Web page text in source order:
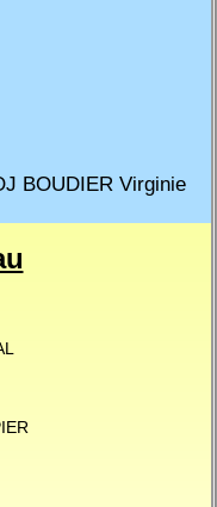
BOUDIER Virginie